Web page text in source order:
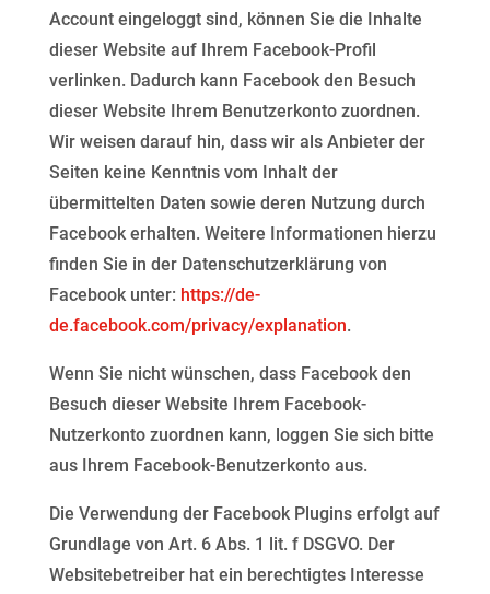
Account eingeloggt sind, können Sie die Inhalte
dieser Website auf Ihrem Facebook-Profil
verlinken. Dadurch kann Facebook den Besuch
dieser Website Ihrem Benutzerkonto zuordnen.
Wir weisen darauf hin, dass wir als Anbieter der
Seiten keine Kenntnis vom Inhalt der
übermittelten Daten sowie deren Nutzung durch
Facebook erhalten. Weitere Informationen hierzu
finden Sie in der Datenschutzerklärung von
Facebook unter: https://de-
de.facebook.com/privacy/explanation.
Wenn Sie nicht wünschen, dass Facebook den
Besuch dieser Website Ihrem Facebook-
Nutzerkonto zuordnen kann, loggen Sie sich bitte
aus Ihrem Facebook-Benutzerkonto aus.
Die Verwendung der Facebook Plugins erfolgt auf
Grundlage von Art. 6 Abs. 1 lit. f DSGVO. Der
Websitebetreiber hat ein berechtigtes Interesse